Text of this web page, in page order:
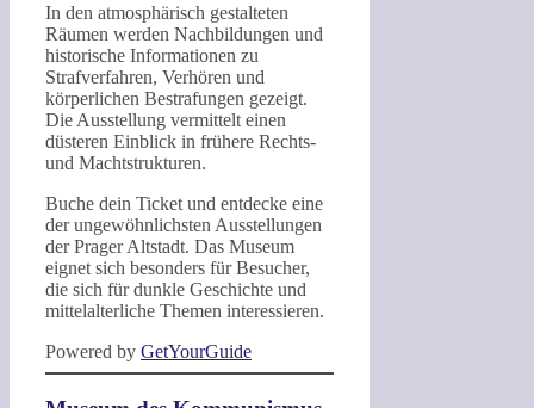
In den atmosphärisch gestalteten
Räumen werden Nachbildungen und
historische Informationen zu
Strafverfahren, Verhören und
körperlichen Bestrafungen gezeigt.
Die Ausstellung vermittelt einen
düsteren Einblick in frühere Rechts-
und Machtstrukturen.
Buche dein Ticket und entdecke eine
der ungewöhnlichsten Ausstellungen
der Prager Altstadt. Das Museum
eignet sich besonders für Besucher,
die sich für dunkle Geschichte und
mittelalterliche Themen interessieren.
Powered by GetYourGuide